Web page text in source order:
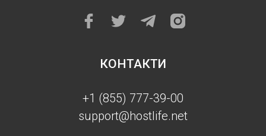
КОНТАКТИ
+1 (855) 777-39-00
support@hostlife.net